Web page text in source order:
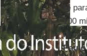
fé
100
Paulo